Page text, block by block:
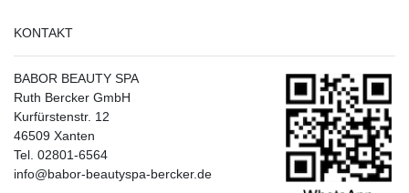
KONTAKT
BABOR BEAUTY SPA
Ruth Bercker GmbH
Kurfürstenstr. 12
46509 Xanten
Tel. 02801-6564
info@babor-beautyspa-bercker.de